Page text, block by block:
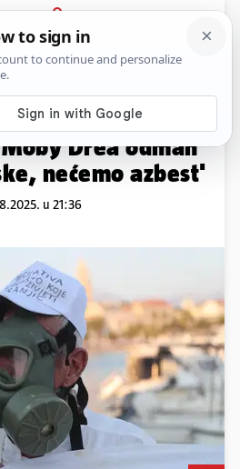
PRIJAVA
News Komentari
na ulicama
Drea odmah
nećemo azbest'
u 21:36